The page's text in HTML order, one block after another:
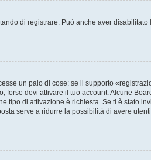
di registrare. Può anche aver
un paio di cose: se il supporto
devi attivare il tuo account. Alcune
tipo di attivazione è richiesta. Se ti è stato
serve a ridurre la possibilità di avere